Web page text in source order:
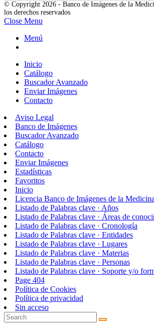
© Copyright 2026 - Banco de Imágenes de la
los derechos reservados
Close Menu
Menú
Inicio
Catálogo
Buscador Avanzado
Enviar Imágenes
Contacto
Aviso Legal
Banco de Imágenes
Buscador Avanzado
Catálogo
Contacto
Enviar Imágenes
Estadísticas
Favoritos
Inicio
Licencia Banco de Imágenes de la
Listado de Palabras clave · Años
Listado de Palabras clave · Áreas de
Listado de Palabras clave · Cronología
Listado de Palabras clave · Entidades
Listado de Palabras clave · Lugares
Listado de Palabras clave · Materias
Listado de Palabras clave · Personas
Listado de Palabras clave · Soporte y/o
Page 404
Política de Cookies
Política de privacidad
Sin acceso